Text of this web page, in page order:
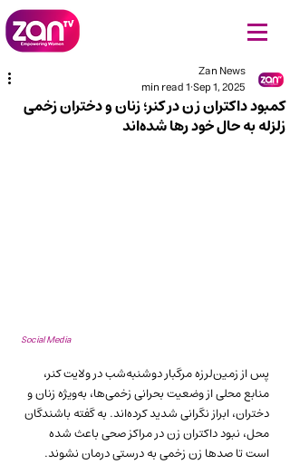
کمبود داکتران زن در کنر؛ زنان و دختران زخمی
زلزله به حال خود رها شده‌اند
Zan News
Sep 1, 2025
1 min read
Social Media
پس از زمین‌لرزه مرگبار دوشنبه‌شب در ولایت کنر،
منابع محلی از وضعیت بحرانی زخمی‌ها، به‌ویژه زنان و
دختران، ابراز نگرانی شدید کرده‌اند. به گفته باشندگان
محل، نبود داکتران زن در مراکز صحی باعث شده
است تا صدها زن زخمی به درستی درمان نشوند.